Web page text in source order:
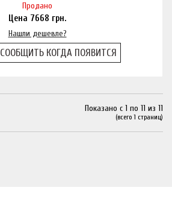
Продано
Цена 7668 грн.
Нашли дешевле?
СООБЩИТЬ КОГДА ПОЯВИТСЯ
Показано с 1 по 11 из 11
(всего 1 страниц)